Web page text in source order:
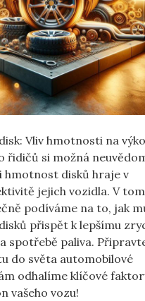
‌Vliv ​hmotnosti ‍na
řidičů si možná
hmotnost disků ​hraje v
jejich vozidla. V
podíváme na ⁢to,​ jak
přispět k lepšímu
spotřebě paliva.
⁣do světa automobilové
odhalíme‍ klíčové
vašeho ⁤vozu!